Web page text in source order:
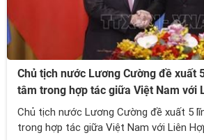
Chủ tịch nước Lương Cường đề xuất
tâm trong hợp tác giữa Việt Nam với
Chủ tịch nước Lương Cường đề xuất 5
trong hợp tác giữa Việt Nam với Liên